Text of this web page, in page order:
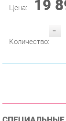
Условие